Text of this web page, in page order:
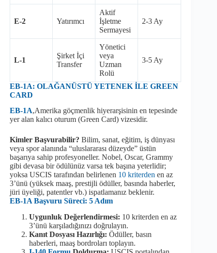
E-2 Yatırımcı
Aktif
İşletme
Sermayesi
2-3 Ay
L-1
Şirket İçi
Transfer
Yönetici
veya
Uzman
Rolü
3-5 Ay
EB-1A: OLAĞANÜSTÜ YETENEK İLE GREEN
CARD
EB-1A,Amerika göçmenlik hiyerarşisinin en tepesinde
yer alan kalıcı oturum (Green Card) vizesidir.
Kimler Başvurabilir? Bilim, sanat, eğitim, iş dünyası
veya spor alanında “uluslararası düzeyde” üstün
başarıya sahip profesyoneller. Nobel, Oscar, Grammy
gibi devasa bir ödülünüz varsa tek başına yeterlidir;
yoksa USCIS tarafından belirlenen 10 kriterden en az
3’ünü (yüksek maaş, prestijli ödüller, basında haberler,
jüri üyeliği, patentler vb.) ispatlamanız beklenir.
EB-1A Başvuru Süreci: 5 Adım
Uygunluk Değerlendirmesi: 10 kriterden en az
3’ünü karşıladığınızı doğrulayın.
Kanıt Dosyası Hazırlığı: Ödüller, basın
haberleri, maaş bordroları toplayın.